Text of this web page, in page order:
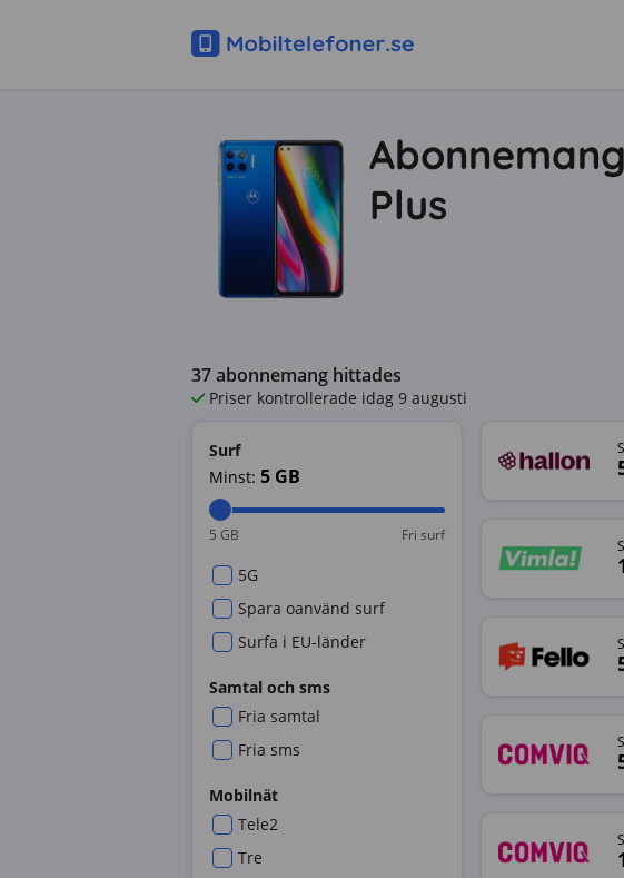
Plus
Surf
Minst: 5 GB
5 GB Fri surf
5G
Spara oanvänd surf
Surfa i EU-länder
Samtal och sms
Fria samtal
Fria sms
Mobilnät
Tele2
Tre
37abonnemang hittades
Priser kontrollerade idag 9 augusti